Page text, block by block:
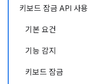
키보드 잠금 API 사용
기본 요건
기능 감지
키보드 잠금